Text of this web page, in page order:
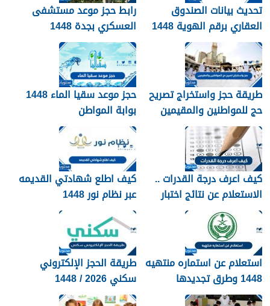
تحديث بيانات الصندوق
العقاري برقم الهوية 1448
الرابط والخطوات
رابط حجز موعد مستشفى
العسكري بجدة 1448
طريقة حجز واستخراج تصريح
حج للمواطنين والمقيمين
1448
حجز موعد سقيا الماء 1448
بوابة المواطن
كيف اعرف درجة القدرات ..
الاستعلام عن نتائج اختبار
القدرات 1448
كيف اطلع شهادتي القديمه
عبر نظام نور 1448
استعلام عن استماره منتهيه
1448 وطرق تجديدها
طريقة الحجز الإلكتروني
سكني 2026 / 1448
بالتفصيل